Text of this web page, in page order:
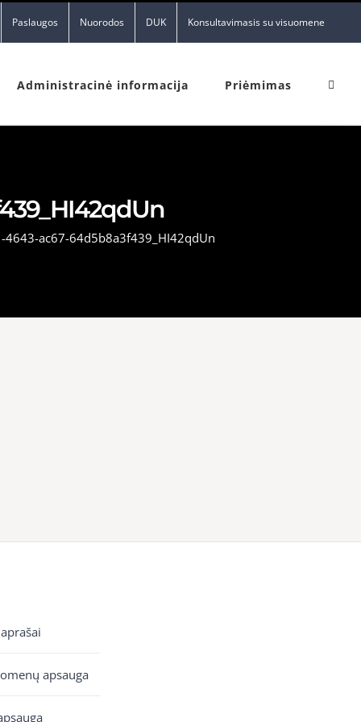
Paslaugos Nuorodos DUK Konsultavimasis su visuomene
Administracinė informacija Priėmimas
ac67-64d5b8a3f439_HI42qdUn
apsauga